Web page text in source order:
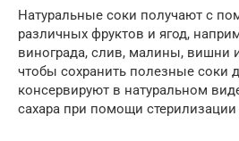
Натуральные соки получают с
различных фруктов и ягод,
винограда, слив, малины, вишни
чтобы сохранить полезные соки
консервируют в натуральном
сахара при помощи стерилизации